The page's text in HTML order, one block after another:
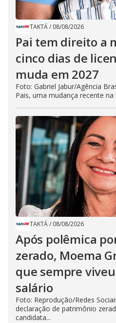
TAKTÁ/ 08/08/2026
Pai tem direito a
cinco dias de
muda em 2027
Foto: Gabriel Jabur/Agência
Pais, uma mudança recente na
TAKTÁ/ 08/08/2026
Após polêmica
zerado, Moema
que sempre
salário
Foto: Reprodução/Redes
declaração de patrimônio
candidata...